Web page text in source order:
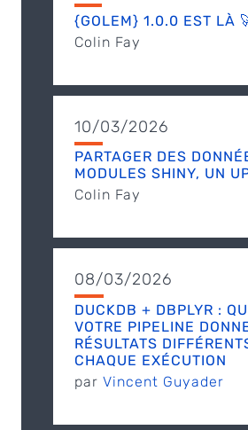
{GOLEM} 1.0.0 EST LÀ
Colin Fay
10/03/2026
PARTAGER DES
MODULES SHINY, UN
Colin Fay
08/03/2026
DUCKDB + DBPLYR :
VOTRE PIPELINE
RÉSULTATS
CHAQUE EXÉCUTION
par Vincent Guyader